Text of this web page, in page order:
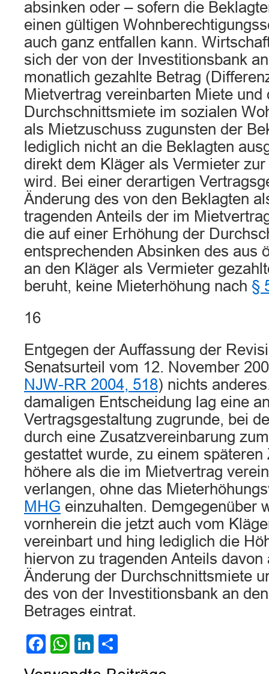
absinken oder – sofern die
einen gültigen
auch ganz entfallen kann.
sich der von der Investitionsbank
monatlich gezahlte Betrag
Mietvertrag vereinbarten Miete und
Durchschnittsmiete im sozialen
als Mietzuschuss zugunsten der
lediglich nicht an die Beklagten
direkt dem Kläger als Vermieter
wird. Bei einer derartigen
Änderung des von den Beklagten
tragenden Anteils der im
die auf einer Erhöhung der
entsprechenden Absinken des aus
an den Kläger als Vermieter
beruht, keine Mieterhöhung nach §
16
Entgegen der Auffassung der
Senatsurteil vom 12. November
NJW-RR 2004, 518) nichts
damaligen Entscheidung lag eine
Vertragsgestaltung zugrunde, bei
durch eine Zusatzvereinbarung
gestattet wurde, zu einem späteren
höhere als die im Mietvertrag
verlangen, ohne das
MHG einzuhalten. Demgegenüber
vornherein die jetzt auch vom
vereinbart und hing lediglich die
hiervon zu tragenden Anteils davon
Änderung der Durchschnittsmiete
des von der Investitionsbank an
Betrages eintrat.
Facebook
WhatsApp
LinkedIn